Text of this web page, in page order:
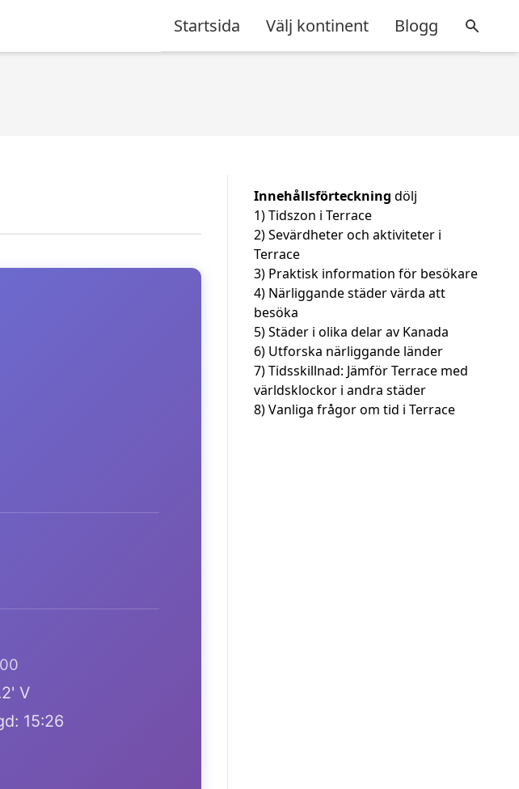
Startsida Välj kontinent Blogg
V
15:26
Innehållsförteckning dölj
1)Tidszon i Terrace
2)Sevärdheter och aktiviteter i
Terrace
3) Praktisk information för besökare
4) Närliggande städer värda att
besöka
5)Städer i olika delar av Kanada
6) Utforska närliggande länder
7)Tidsskillnad: Jämför Terrace med
världsklockor i andra städer
8)Vanliga frågor om tid i Terrace